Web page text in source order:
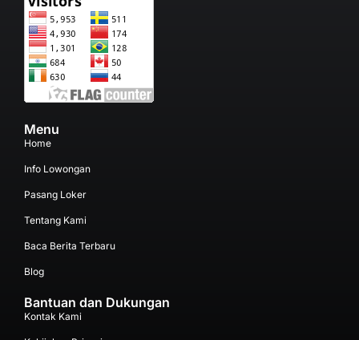
Menu
Home
Info Lowongan
Pasang Loker
Tentang Kami
Baca Berita Terbaru
Blog
Bantuan dan Dukungan
Kontak Kami